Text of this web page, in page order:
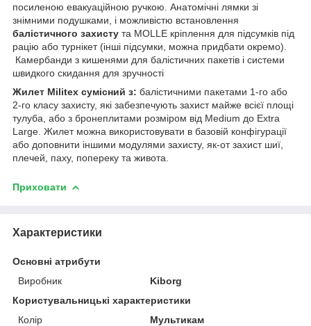
посиленою евакуаційною ручкою. Анатомічні лямки зі
знімними подушками, і можливістю встановлення
балістичного захисту та MOLLE кріплення для підсумків під
рацію або турнікет (інші підсумки, можна придбати окремо).
Камербанди з кишенями для балістичних пакетів і системи
швидкого скидання для зручності
Жилет Militex сумісний з: балістичними пакетами 1-го або
2-го класу захисту, які забезпечують захист майже всієї площі
тулуба, або з бронеплитами розміром від Medium до Extra
Large. Жилет можна використовувати в базовій конфігурації
або доповнити іншими модулями захисту, як-от захист шиї,
плечей, паху, попереку та живота.
Приховати
Характеристики
Основні атрибути
Виробник
Kiborg
Користувальницькі характеристики
Колір
Мультикам